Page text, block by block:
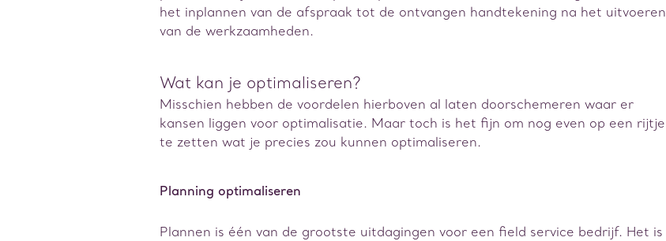
het inplannen van de afspraak tot de ontvangen handtekening na het uitvoeren
van de werkzaamheden.
Wat kan je optimaliseren?
Misschien hebben de voordelen hierboven al laten doorschemeren waar er
kansen liggen voor optimalisatie. Maar toch is het fijn om nog even op een rijtje
te zetten wat je precies zou kunnen optimaliseren.
Planning optimaliseren
Plannen is één van de grootste uitdagingen voor een field service bedrijf. Het is